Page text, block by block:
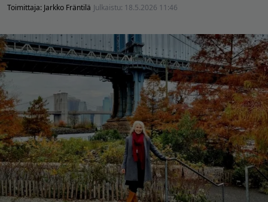
Toimittaja: Jarkko Fräntilä Julkaistu: 18.5.2026 11:46